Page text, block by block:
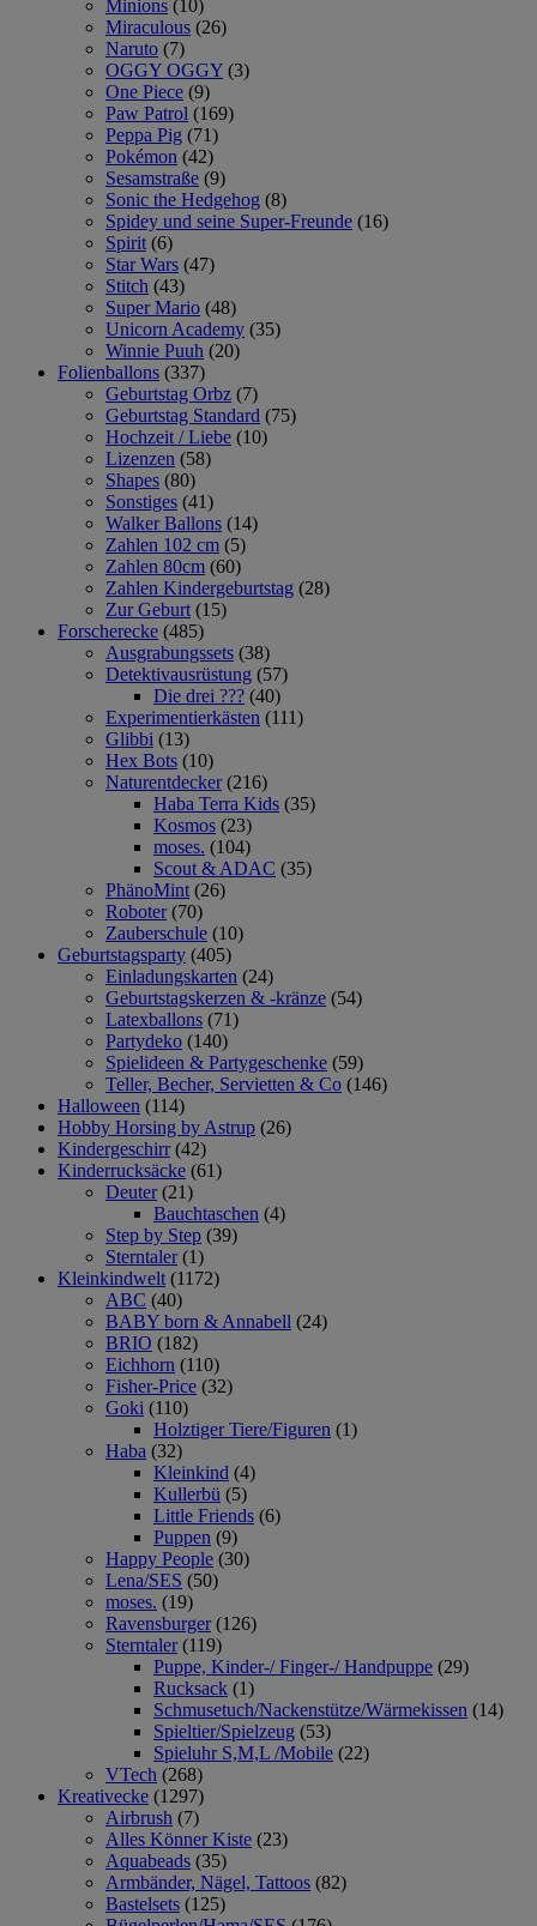
Minions (10)
Miraculous (26)
Naruto (7)
OGGY OGGY (3)
One Piece (9)
Paw Patrol (169)
Peppa Pig (71)
Pokémon (42)
Sesamstraße (9)
Sonic the Hedgehog (8)
Spidey und seine Super-Freunde (16)
Spirit (6)
Star Wars (47)
Stitch (43)
Super Mario (48)
Unicorn Academy (35)
Winnie Puuh (20)
Folienballons (337)
Geburtstag Orbz (7)
Geburtstag Standard (75)
Hochzeit / Liebe (10)
Lizenzen (58)
Shapes (80)
Sonstiges (41)
Walker Ballons (14)
Zahlen 102 cm (5)
Zahlen 80cm (60)
Zahlen Kindergeburtstag (28)
Zur Geburt (15)
Forscherecke (485)
Ausgrabungssets (38)
Detektivausrüstung (57)
Die drei ??? (40)
Experimentierkästen (111)
Glibbi (13)
Hex Bots (10)
Naturentdecker (216)
Haba Terra Kids (35)
Kosmos (23)
moses. (104)
Scout & ADAC (35)
PhänoMint (26)
Roboter (70)
Zauberschule (10)
Geburtstagsparty (405)
Einladungskarten (24)
Geburtstagskerzen & -kränze (54)
Latexballons (71)
Partydeko (140)
Spielideen & Partygeschenke (59)
Teller, Becher, Servietten & Co (146)
Halloween (114)
Hobby Horsing by Astrup (26)
Kindergeschirr (42)
Kinderrucksäcke (61)
Deuter (21)
Bauchtaschen (4)
Step by Step (39)
Sterntaler (1)
Kleinkindwelt (1172)
ABC (40)
BABY born & Annabell (24)
BRIO (182)
Eichhorn (110)
Fisher-Price (32)
Goki (110)
Holztiger Tiere/Figuren (1)
Haba (32)
Kleinkind (4)
Kullerbü (5)
Little Friends (6)
Puppen (9)
Happy People (30)
Lena/SES (50)
moses. (19)
Ravensburger (126)
Sterntaler (119)
Puppe, Kinder-/ Finger-/ Handpuppe (29)
Rucksack (1)
Schmusetuch/Nackenstütze/Wärmekissen (14)
Spieltier/Spielzeug (53)
Spieluhr S,M,L /Mobile (22)
VTech (268)
Kreativecke (1297)
Airbrush (7)
Alles Könner Kiste (23)
Aquabeads (35)
Armbänder, Nägel, Tattoos (82)
Bastelsets (125)